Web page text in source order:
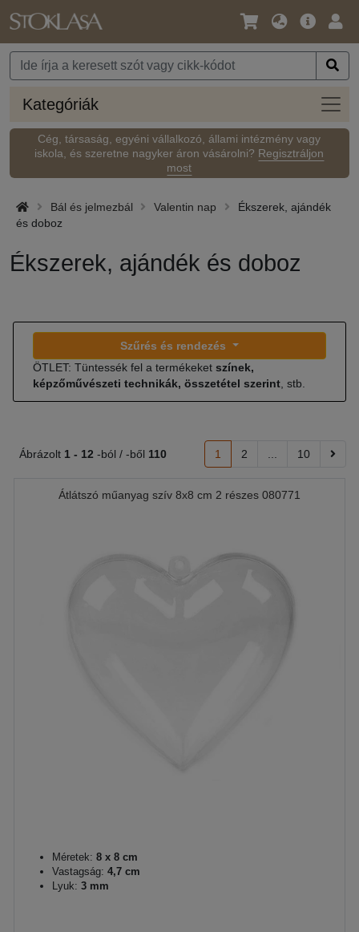
Nyelv
Pénznem
Fő
Kategóriák
Cég, társaság, egyéni vállalkozó, állami intézmény vagy
iskola, és szeretne nagyker áron vásárolni? Regisztráljon
most
Bál és jelmezbál Valentin nap
Ékszerek, ajándék
és doboz
Ékszerek, ajándék és doboz
Szűrés és rendezés
ÖTLET: Tüntessék fel a termékeket színek,
képzőművészeti technikák, összetétel szerint , stb.
Ábrázolt 1 - 12 -ból / -ből 110 1 2 10
Átlátszó műanyag szív 8x8 cm 2 részes 080771
Méretek: 8 x 8 cm
Vastagság: 4,7 cm
Lyuk: 3 mm